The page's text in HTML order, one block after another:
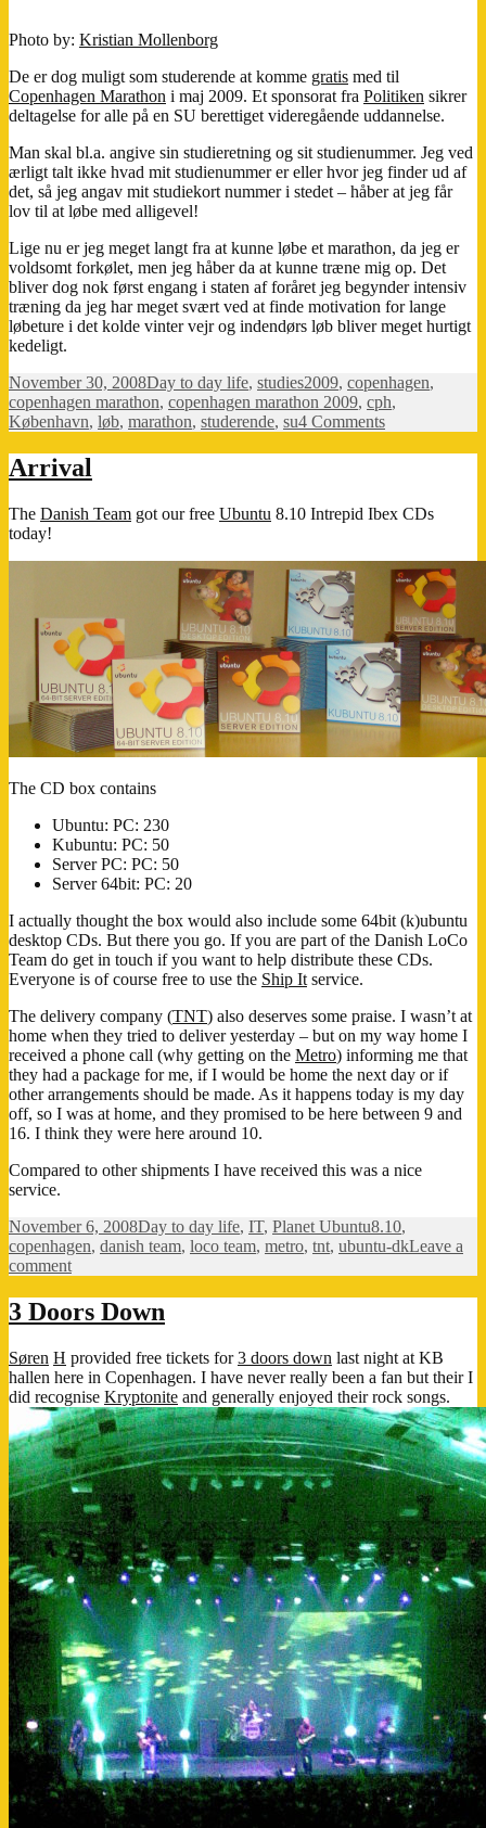
Photo by: Kristian Mollenborg
De er dog muligt som studerende at komme gratis med til
Copenhagen Marathon i maj 2009. Et sponsorat fra Politiken sikrer
deltagelse for alle på en SU berettiget videregående uddannelse.
Man skal bl.a. angive sin studieretning og sit studienummer. Jeg ved
ærligt talt ikke hvad mit studienummer er eller hvor jeg finder ud af
det, så jeg angav mit studiekort nummer i stedet – håber at jeg får
lov til at løbe med alligevel!
Lige nu er jeg meget langt fra at kunne løbe et marathon, da jeg er
voldsomt forkølet, men jeg håber da at kunne træne mig op. Det
bliver dog nok først engang i staten af foråret jeg begynder intensiv
træning da jeg har meget svært ved at finde motivation for lange
løbeture i det kolde vinter vejr og indendørs løb bliver meget hurtigt
kedeligt.
Posted
on
November 30, 2008Categories
Day to day life, studiesTags
2009, copenhagen,
copenhagen marathon, copenhagen marathon 2009, cph,
København, løb, marathon, studerende, su4 Commentson
marathon
Arrival
The Danish Team got our free Ubuntu 8.10 Intrepid Ibex CDs
today!
The CD box contains
Ubuntu: PC: 230
Kubuntu: PC: 50
Server PC: PC: 50
Server 64bit: PC: 20
I actually thought the box would also include some 64bit (k)ubuntu
desktop CDs. But there you go. If you are part of the Danish LoCo
Team do get in touch if you want to help distribute these CDs.
Everyone is of course free to use the Ship It service.
The delivery company (TNT) also deserves some praise. I wasn’t at
home when they tried to deliver yesterday – but on my way home I
received a phone call (why getting on the Metro) informing me that
they had a package for me, if I would be home the next day or if
other arrangements should be made. As it happens today is my day
off, so I was at home, and they promised to be here between 9 and
16. I think they were here around 10.
Compared to other shipments I have received this was a nice
service.
Posted
on
November 6, 2008Categories
Day to day life, IT, Planet UbuntuTags
8.10,
copenhagen, danish team, loco team, metro, tnt, ubuntu-dkLeave a
commenton
3 Doors Down
Søren H provided free tickets for3 doors down last night at KB
hallen here in Copenhagen. I have never really been a fan but their I
did recognise Kryptonite and generally enjoyed their rock songs.